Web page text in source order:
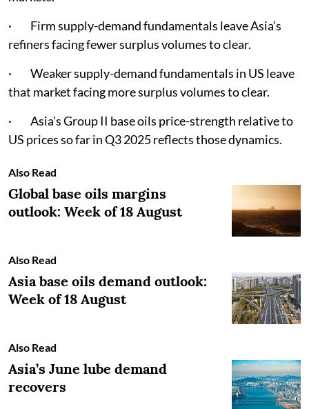
· Firm supply-demand fundamentals leave Asia’s
refiners facing fewer surplus volumes to clear.
· Weaker supply-demand fundamentals in US leave
that market facing more surplus volumes to clear.
· Asia's Group II base oils price-strength relative to
US prices so far in Q3 2025 reflects those dynamics.
Also Read
Global base oils margins
outlook: Week of 18 August
Also Read
Asia base oils demand outlook:
Week of 18 August
Also Read
Asia’s June lube demand
recovers